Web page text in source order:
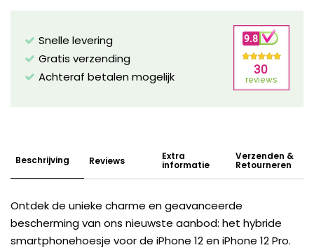
Snelle levering
Gratis verzending
Achteraf betalen mogelijk
Beschrijving Reviews Extra
informatie
Verzenden &
Retourneren
Ontdek de unieke charme en geavanceerde
bescherming van ons nieuwste aanbod: het hybride
smartphonehoesje voor de iPhone 12 en iPhone 12 Pro.